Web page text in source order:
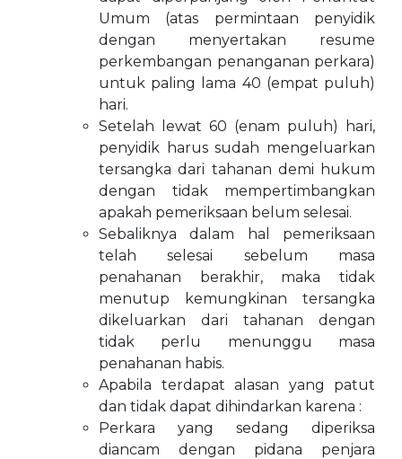
Umum (atas permintaan penyidik
dengan menyertakan resume
perkembangan penanganan perkara)
untuk paling lama 40 (empat puluh)
hari.
Setelah lewat 60 (enam puluh) hari,
penyidik harus sudah mengeluarkan
tersangka dari tahanan demi hukum
dengan tidak mempertimbangkan
apakah pemeriksaan belum selesai.
Sebaliknya dalam hal pemeriksaan
telah selesai sebelum masa
penahanan berakhir, maka tidak
menutup kemungkinan tersangka
dikeluarkan dari tahanan dengan
tidak perlu menunggu masa
penahanan habis.
Apabila terdapat alasan yang patut
dan tidak dapat dihindarkan karena :
Perkara yang sedang diperiksa
diancam dengan pidana penjara